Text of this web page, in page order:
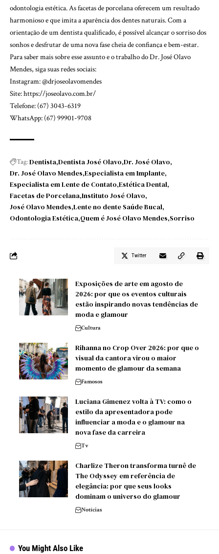
odontologia estética. As facetas de porcelana oferecem um resultado
harmonioso e que imita a aparência dos dentes naturais. Com a
orientação de um dentista qualificado, é possível alcançar o sorriso dos
sonhos e desfrutar de uma nova fase cheia de confiança e bem-estar.
Para saber mais sobre esse assunto e o trabalho do Dr. José Olavo
Mendes, siga suas redes sociais:
Instagram:@drjoseolavomendes
Site:https://joseolavo.com.br/
Telefone: (67) 3043-6319
WhatsApp: (67) 99901-9708
Tag:Dentista Dentista José Olavo Dr. José Olavo
Dr. José Olavo Mendes Especialista em Implante
Especialista em Lente de Contato Estética Dental
Facetas de Porcelana Instituto José Olavo
José Olavo Mendes Lente no dente Saúde Bucal
Odontologia Estética Quem é José Olavo Mendes Sorriso
Twitter
Exposições de arte em agosto de
2026: por que os eventos culturais
estão inspirando novas tendências de
moda e glamour
Cultura
Rihanna no Crop Over 2026: por que o
visual da cantora virou o maior
momento de glamour da semana
Famosos
Luciana Gimenez volta à TV: como o
estilo da apresentadora pode
influenciar a moda e o glamour na
nova fase da carreira
Tv
Charlize Theron transforma turnê de
The Odyssey em referência de
elegância: por que seus looks
dominam o universo do glamour
Notícias
You Might Also Like